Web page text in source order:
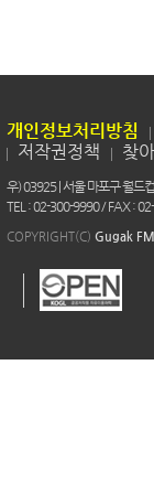
개인정보처리방침
저작권정책
찾
우) 03925 | 서울 마포구 월드
TEL : 02-300-9990 / FAX :
COPYRIGHT(C) Gugak